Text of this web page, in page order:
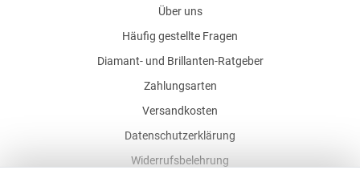
Über uns
Häufig gestellte Fragen
Diamant- und Brillanten-Ratgeber
Zahlungsarten
Versandkosten
Datenschutzerklärung
Widerrufsbelehrung